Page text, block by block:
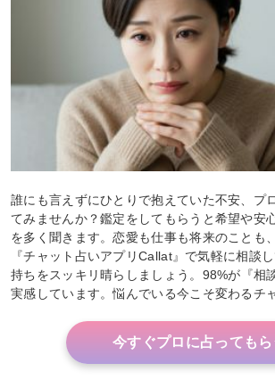
誰にも言えずにひとりで抱えていた不安、プ
てみませんか？鑑定をしてもらうと希望や安
を多く聞きます。恋愛も仕事も将来のことも
『チャット占いアプリCallat』で気軽に相談
持ちをスッキリ晴らしましょう。98%が『相
実感しています。悩んでいる今こそ変わるチ
今すぐプロに占ってもら